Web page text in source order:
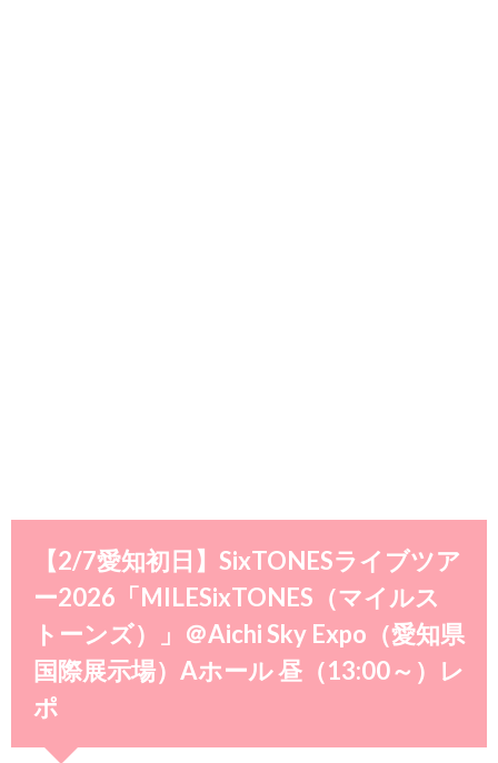
【2/7愛知初日】SixTONESライブツア
ー2026「MILESixTONES（マイルス
トーンズ）」＠Aichi Sky Expo（愛知県
国際展示場）Aホール 昼（13:00～）レ
ポ